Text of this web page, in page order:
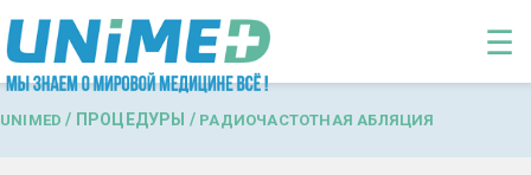
Перейти к основному содержанию
☰
UNIMED / ПРОЦЕДУРЫ / РАДИОЧАСТОТНАЯ АБЛЯЦИЯ